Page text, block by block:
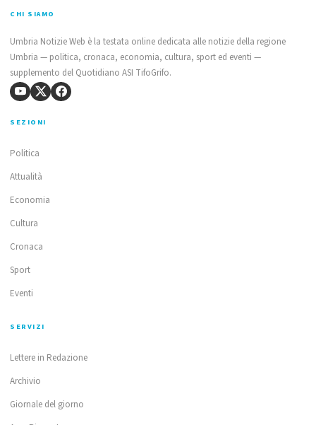
CHI SIAMO
Umbria Notizie Web è la testata online dedicata alle notizie della regione
Umbria — politica, cronaca, economia, cultura, sport ed eventi —
supplemento del Quotidiano ASI TifoGrifo.
SEZIONI
Politica
Attualità
Economia
Cultura
Cronaca
Sport
Eventi
SERVIZI
Lettere in Redazione
Archivio
Giornale del giorno